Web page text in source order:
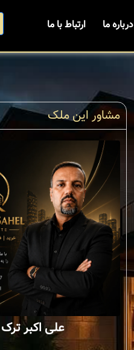
درباره ما ارتباط با ما
مشاور این ملک
علی اکبر ترک